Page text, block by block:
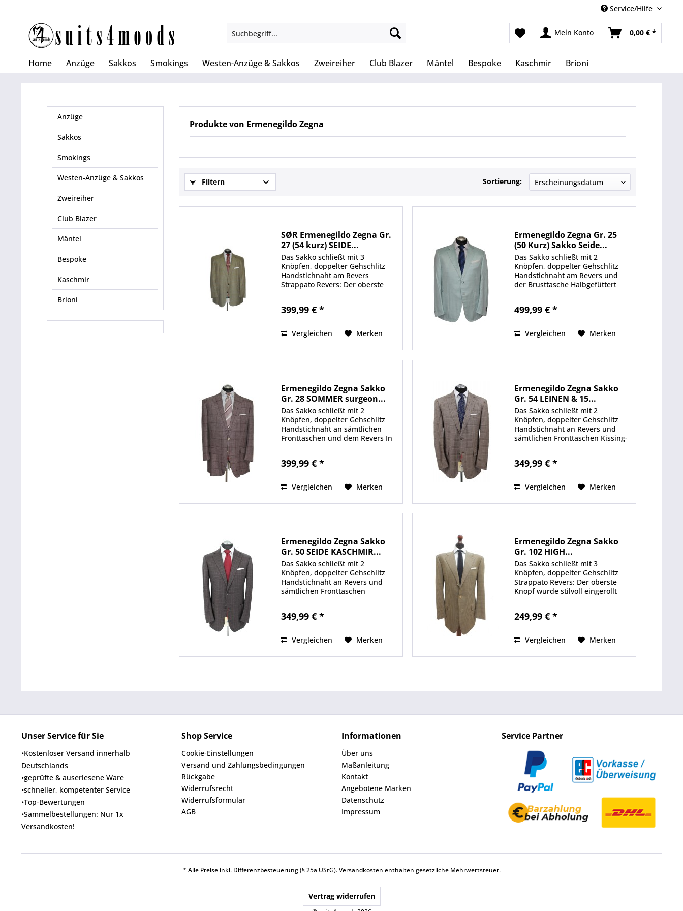
Service/Hilfe
Mein Konto 0,00 € *
Home Anzüge Sakkos Smokings Westen-Anzüge & Sakkos Zweireiher Club Blazer Mäntel Bespoke Kaschmir Brioni
Anzüge
Sakkos
Smokings
Westen-Anzüge & Sakkos
Zweireiher
Club Blazer
Mäntel
Bespoke
Kaschmir
Brioni
Produkte von Ermenegildo Zegna
Filtern Sortierung:
SØR Ermenegildo Zegna Gr.
27 (54 kurz) SEIDE...
Das Sakko schließt mit 3
Knöpfen, doppelter Gehschlitz
Handstichnaht am Revers
Strappato Revers: Der oberste
in Germany Material von
42 %...
399,99 € *
Vergleichen Merken
Ermenegildo Zegna Gr. 25
(50 Kurz) Sakko Seide...
Das Sakko schließt mit 2
Knöpfen, doppelter Gehschlitz
Handstichnaht am Revers und
der Brusttasche Halbgefüttert
Türkis Durchknöpfbare
Perlmuttknöpfe 55 % Seide &
45...
499,99 € *
Vergleichen Merken
Ermenegildo Zegna Sakko
Gr. 28 SOMMER surgeon...
Das Sakko schließt mit 2
Knöpfen, doppelter Gehschlitz
Handstichnaht an sämtlichen
Fronttaschen und dem Revers In
Durchknöpfbare Manschetten
Paisley...
399,99 € *
Vergleichen Merken
Ermenegildo Zegna Sakko
Gr. 54 LEINEN & 15...
Das Sakko schließt mit 2
Knöpfen, doppelter Gehschlitz
Handstichnaht an Revers und
sämtlichen Fronttaschen Kissing-
Sehr seltene und interessante
Leinen,...
349,99 € *
Vergleichen Merken
Ermenegildo Zegna Sakko
Gr. 50 SEIDE KASCHMIR...
Das Sakko schließt mit 2
Knöpfen, doppelter Gehschlitz
Handstichnaht an Revers und
sämtlichen Fronttaschen
Das Sakko ist halbgefüttert Der
einen...
349,99 € *
Vergleichen Merken
Ermenegildo Zegna Sakko
Gr. 102 HIGH...
Das Sakko schließt mit 3
Knöpfen, doppelter Gehschlitz
Strappato Revers: Der oberste
Knopf wurde stilvoll eingerollt
der Farbe Dunkelblau, Beige,
249,99 € *
Vergleichen Merken
Unser Service für Sie
•Kostenloser Versand innerhalb
Deutschlands
•geprüfte & auserlesene Ware
•schneller, kompetenter Service
•Top-Bewertungen
•Sammelbestellungen: Nur 1x
Versandkosten!
Shop Service
Cookie-Einstellungen
Versand und Zahlungsbedingungen
Rückgabe
Widerrufsrecht
Widerrufsformular
AGB
Informationen
Über uns
Maßanleitung
Kontakt
Angebotene Marken
Datenschutz
Impressum
Service Partner
* Alle Preise inkl. Differenzbesteuerung (§ 25a UStG).Versandkosten enthalten gesetzliche Mehrwertsteuer.
Vertrag widerrufen